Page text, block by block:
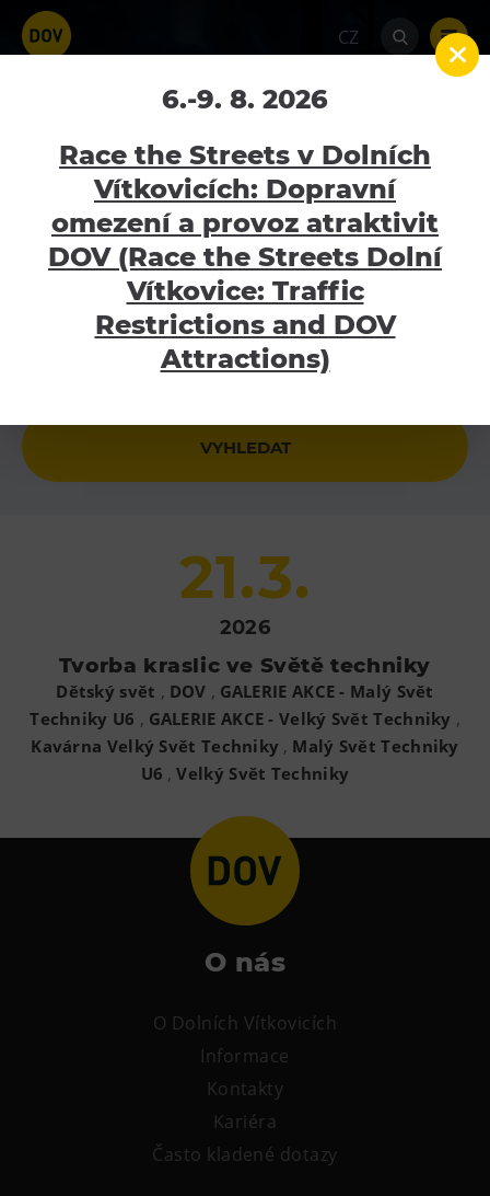
CZ
Kavárna Velký Svět
Techniky
Home Aktuality
Kavárna Velký Svět
Atraktivity
Bolt Tower
Velký svět techniky
Malý svět techniky U6
Gong
Hornické muzeum
Národní zemědělské muzeum
Fajna Dilna
FUTUREUM
Prohlídky
Hornické muzeum
Kavárna Velký Svět techniky
CØKAFE Dolní Vítkovice
Nejbližší akce
21.3.
2026
Tvorba kraslic ve Světě techniky
Dětský svět , DOV , GALERIE AKCE - Malý Svět
Techniky U6 , GALERIE AKCE - Velký Svět Techniky ,
Kavárna Velký Svět Techniky , Malý Svět Techniky
U6 ,Velký Svět Techniky
O nás
O Dolních Vítkovicích
Informace
Kontakty
Kariéra
Často kladené dotazy
6.-9. 8. 2026
Race the Streets v Dolních
Vítkovicích: Dopravní
omezení a provoz atraktivit
DOV (Race the Streets Dolní
Vítkovice: Traffic
Restrictions and DOV
Attractions)